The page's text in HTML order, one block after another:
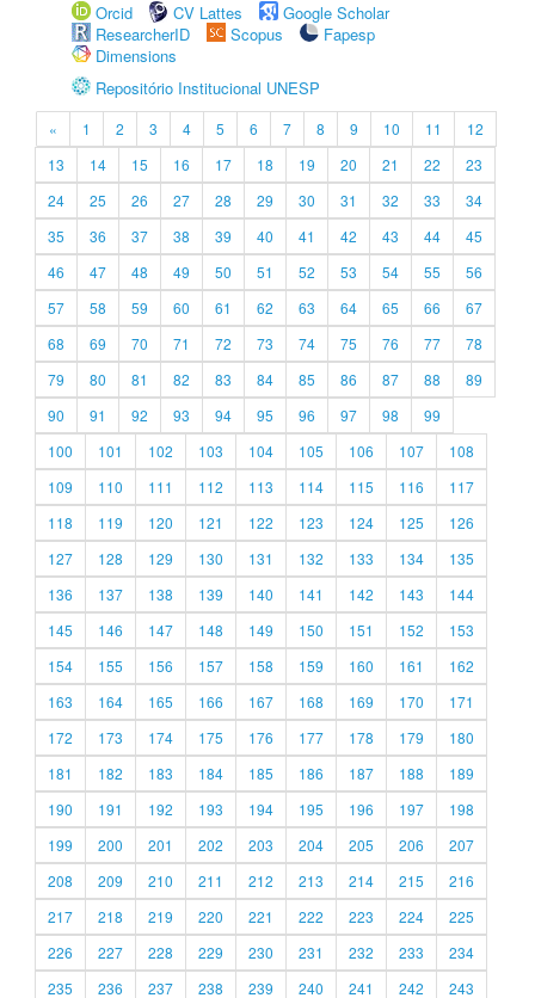
Orcid
CV Lattes
Google Scholar
ResearcherID
Scopus
Fapesp
Dimensions
Repositório Institucional UNESP
« 1 2 3 4 5 6 7 8 9 10 11
12
13
14 15 16 17 18 19 20 21 22
23
24
25 26 27 28 29 30 31 32 33
34
35
36 37 38 39 40 41 42 43 44
45
46
47 48 49 50 51 52 53 54 55
56
57
58 59 60 61 62 63 64 65 66
67
68
69 70 71 72 73 74 75 76 77
78
79
80 81 82 83 84 85 86 87 88
89
90
91 92 93 94 95 96 97 98
99
100
101 102 103 104 105 106 107
108
109
110 111 112 113 114 115 116
117
118
119 120 121 122 123 124 125
126
127
128 129 130 131 132 133 134
135
136
137 138 139 140 141 142 143
144
145
146 147 148 149 150 151 152
153
154
155 156 157 158 159 160 161
162
163
164 165 166 167 168 169 170
171
172
173 174 175 176 177 178 179
180
181
182 183 184 185 186 187 188
189
190
191 192 193 194 195 196 197
198
199
200 201 202 203 204 205 206
207
208
209 210 211 212 213 214 215
216
217
218 219 220 221 222 223 224
225
226
227 228 229 230 231 232 233
234
235
236 237 238 239 240 241 242 243